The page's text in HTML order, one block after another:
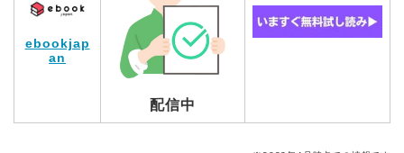
ebookjap
an
配信中